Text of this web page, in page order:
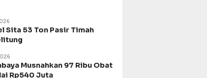
Sita 53 Ton Pasir Timah
Musnahkan 97 Ribu Obat
Rp540 Juta